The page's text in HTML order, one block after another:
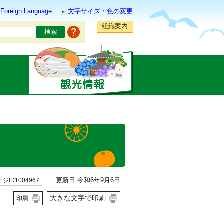
Foreign Language
文字サイズ・色の変更
組織案内
ジID1004967 更新日 令和6年9月6日
印刷 大きな文字で印刷